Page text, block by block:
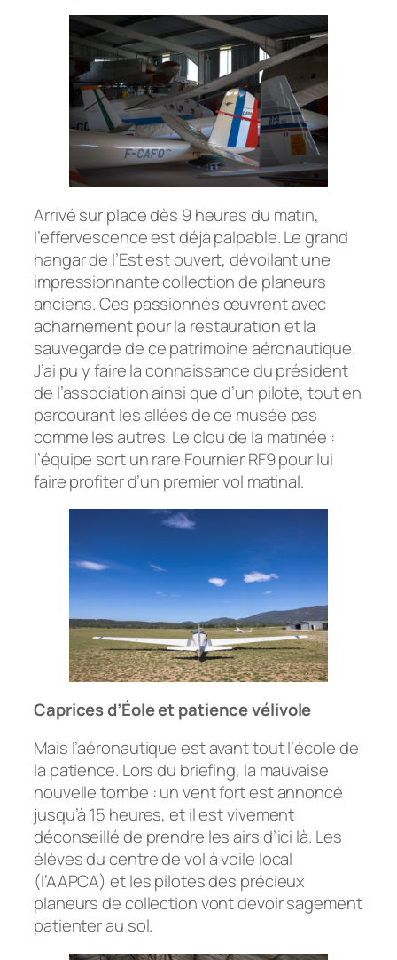
Arrivé sur place dès 9 heures du matin,
l’effervescence est déjà palpable. Le grand
hangar de l’Est est ouvert, dévoilant une
impressionnante collection de planeurs
anciens. Ces passionnés œuvrent avec
acharnement pour la restauration et la
sauvegarde de ce patrimoine aéronautique.
J’ai pu y faire la connaissance du président
de l’association ainsi que d’un pilote, tout en
parcourant les allées de ce musée pas
comme les autres. Le clou de la matinée :
l’équipe sort un rare Fournier RF9 pour lui
faire profiter d’un premier vol matinal.
Caprices d’Éole et patience vélivole
Mais l’aéronautique est avant tout l’école de
la patience. Lors du briefing, la mauvaise
nouvelle tombe : un vent fort est annoncé
jusqu’à 15 heures, et il est vivement
déconseillé de prendre les airs d’ici là. Les
élèves du centre de vol à voile local
(l’AAPCA) et les pilotes des précieux
planeurs de collection vont devoir sagement
patienter au sol.